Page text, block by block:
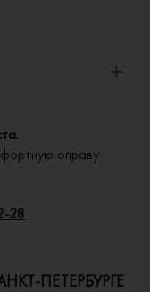
оправу
28
ПЕТЕРБУРГЕ